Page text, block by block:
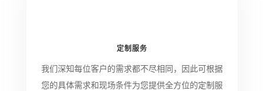
定制服务
我们深知每位客户的需求都不尽相同，因此可根据
您的具体需求和现场条件为您提供全方位的定制服